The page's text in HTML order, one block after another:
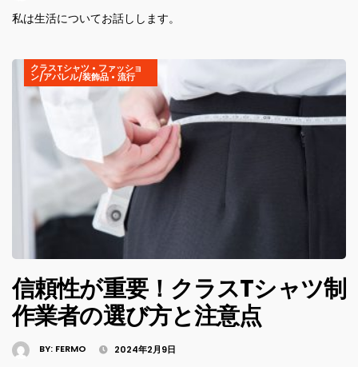
私は生活についてお話しします。
クラスTシャツ • ファッショ
ン/アパレル/装飾品 • 流行
信頼性が重要！クラスTシャツ制
作業者の選び方と注意点
BY: FERMO 2024年2月9日